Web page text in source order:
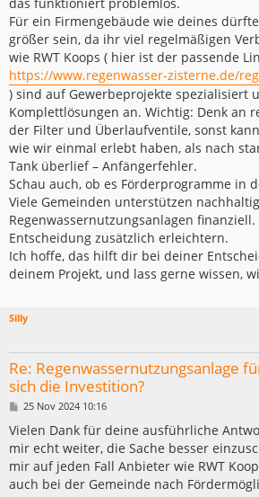
Für ein Firmengebäude wie deines
größer sein, da ihr viel regelmäßigen
wie RWT Koops ( hier ist der passende
https://www.regenwasser-zisterne.de/
) sind auf Gewerbeprojekte spezialisiert
Komplettlösungen an. Wichtig: Denk an
der Filter und Überlaufventile, sonst
wie wir einmal erlebt haben, als nach
Tank überlief – Anfängerfehler.
Schau auch, ob es Förderprogramme in
Viele Gemeinden unterstützen
Regenwassernutzungsanlagen
Entscheidung zusätzlich erleichtern.
Ich hoffe, das hilft dir bei deiner
deinem Projekt, und lass gerne wissen,
Silly
Re: Regenwassernutzungsanlage
sich die Investition?
B
i
r
a
g
25 Nov 2024 10:16
Vielen Dank für deine ausführliche
mir echt weiter, die Sache besser
mir auf jeden Fall Anbieter wie RWT
auch bei der Gemeinde nach